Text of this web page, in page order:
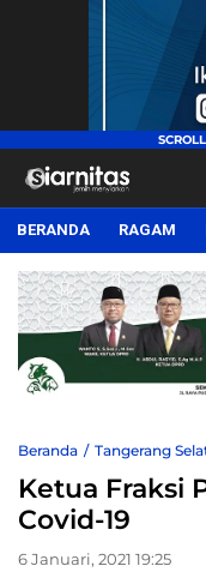
siarnitas
Jernih Menyiarkan
BERANDA RAGAM
Beranda Tangerang
Ketua Fraksi
Covid-19
6 Januari, 2021 19:25